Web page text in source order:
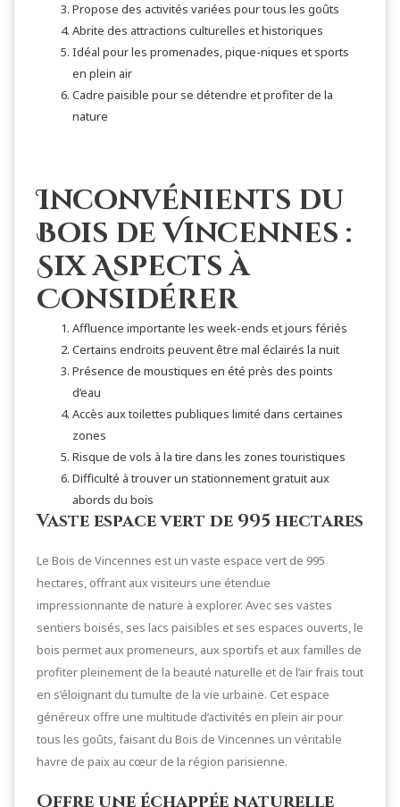
Propose des activités variées pour tous les goûts
Abrite des attractions culturelles et historiques
Idéal pour les promenades, pique-niques et sports
en plein air
Cadre paisible pour se détendre et profiter de la
nature
Inconvénients du
Bois de Vincennes :
Six Aspects à
Considérer
Affluence importante les week-ends et jours fériés
Certains endroits peuvent être mal éclairés la nuit
Présence de moustiques en été près des points
d’eau
Accès aux toilettes publiques limité dans certaines
zones
Risque de vols à la tire dans les zones touristiques
Difficulté à trouver un stationnement gratuit aux
abords du bois
Vaste espace vert de 995 hectares
Le Bois de Vincennes est un vaste espace vert de 995
hectares, offrant aux visiteurs une étendue
impressionnante de nature à explorer. Avec ses vastes
sentiers boisés, ses lacs paisibles et ses espaces ouverts, le
bois permet aux promeneurs, aux sportifs et aux familles de
profiter pleinement de la beauté naturelle et de l’air frais tout
en s’éloignant du tumulte de la vie urbaine. Cet espace
généreux offre une multitude d’activités en plein air pour
tous les goûts, faisant du Bois de Vincennes un véritable
havre de paix au cœur de la région parisienne.
Offre une échappée naturelle